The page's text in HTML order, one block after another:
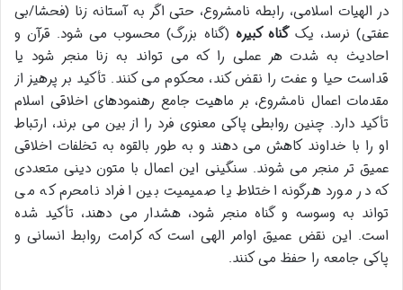
در الهیات اسلامی، رابطه نامشروع، حتی اگر به آستانه زنا (فحشا/بی
عفتی) نرسد، یکگناه کبیره (گناه بزرگ) محسوب می شود. قرآن و
احادیث به شدت هر عملی را که می تواند به زنا منجر شود یا
قداست حیا و عفت را نقض کند، محکوم می کنند. تأکید بر پرهیز از
مقدمات اعمال نامشروع، بر ماهیت جامع رهنمودهای اخلاقی اسلام
تأکید دارد. چنین روابطی پاکی معنوی فرد را از بین می برند، ارتباط
او را با خداوند کاهش می دهند و به طور بالقوه به تخلفات اخلاقی
عمیق تر منجر می شوند. سنگینی این اعمال با متون دینی متعددی
که در مورد هرگونه اختلاط یا صمیمیت بین افراد نامحرم که می
تواند به وسوسه و گناه منجر شود، هشدار می دهند، تأکید شده
است. این نقض عمیق اوامر الهی است که کرامت روابط انسانی و
پاکی جامعه را حفظ می کنند.